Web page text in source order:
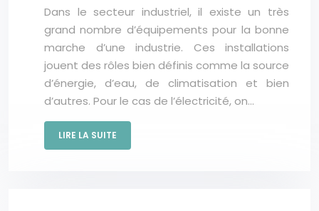
Dans le secteur industriel, il existe un très
grand nombre d’équipements pour la bonne
marche d’une industrie. Ces installations
jouent des rôles bien définis comme la source
d’énergie, d’eau, de climatisation et bien
d’autres. Pour le cas de l’électricité, on…
LIRE LA SUITE